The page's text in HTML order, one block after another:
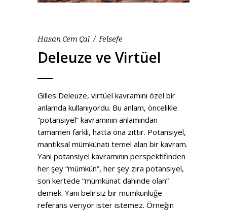
Hasan Cem Çal Felsefe
Deleuze ve Virtüel
Gilles Deleuze, virtüel kavramını özel bir
anlamda kullanıyordu. Bu anlam, öncelikle
“potansiyel” kavramının anlamından
tamamen farklı, hatta ona zıttır. Potansiyel,
mantıksal mümkünatı temel alan bir kavram.
Yani potansiyel kavramının perspektifinden
her şey “mümkün”, her şey zira potansiyel,
son kertede “mümkünat dahinde olan”
demek. Yani belirsiz bir mümkünlüğe
referans veriyor ister istemez. Örneğin